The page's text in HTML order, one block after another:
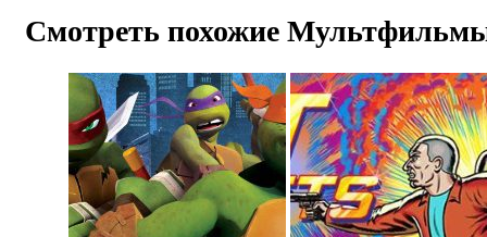
Смотреть похожие